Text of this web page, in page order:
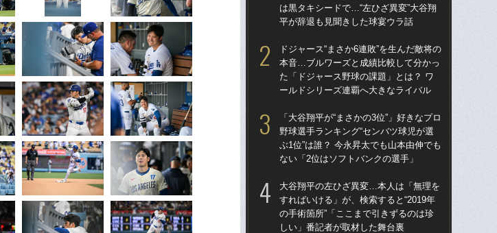
は黒タキシードで…“左ひざ異変”大谷翔
平が辞退も見聞きした球宴ウラ話
ドジャース“まさか6連敗”を生んだ敵将の
本音…ブルワーズと成績比較して分かっ
た「ドジャース野球の課題」とは？ ワ
ールドシリーズ連覇へ大きなライバル
「大谷翔平が“まさかの3位”」好きなプロ
野球選手ランキング“センバツ球児が選
ぶ1位”は誰？ 今永昇太でも山本由伸でも
ない「2位はソフトバンクの選手」
大谷翔平の左ひざ異変…本人は「無理を
すればいける」が、検索すると“2019年
の手術箇所”「ここまで引きずるのは珍
しい」番記者が取材した舞台裏